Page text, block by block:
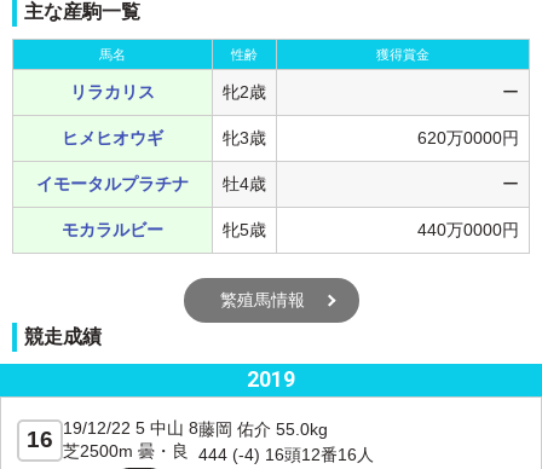
主な産駒一覧
馬名 性齢 獲得賞金
リラカリス 牝2歳 ー
ヒメヒオウギ 牝3歳 620万0000円
イモータルプラチナ 牡4歳 ー
モカラルビー 牝5歳 440万0000円
繁殖馬情報
競走成績
2019
16
19/12/22 5 中山 8
芝2500m 曇・良
藤岡 佑介 55.0kg
444 (-4) 16頭12番16人